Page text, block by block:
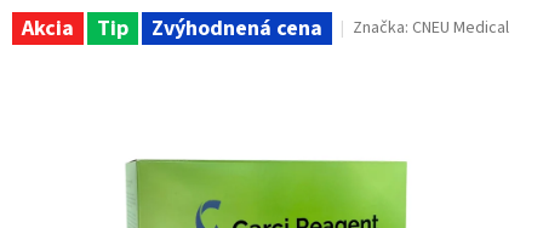
Akcia Tip Zvýhodnená cena Značka: CNEU Medical